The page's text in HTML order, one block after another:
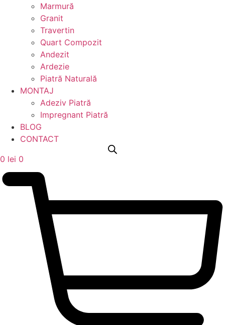
Marmură
Granit
Travertin
Quart Compozit
Andezit
Ardezie
Piatră Naturală
MONTAJ
Adeziv Piatră
Impregnant Piatră
BLOG
CONTACT
0 lei 0